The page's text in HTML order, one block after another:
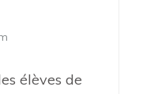
élèves de